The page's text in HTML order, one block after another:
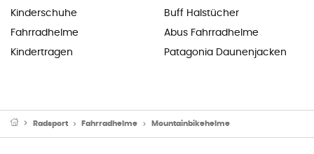
Kinderschuhe
Fahrradhelme
Kindertragen
Buff Halstücher
Abus Fahrradhelme
Patagonia Daunenjacken
Radsport Fahrradhelme Mountainbikehelme